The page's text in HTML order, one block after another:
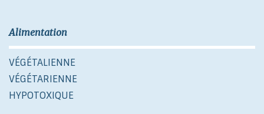
Alimentation
VÉGÉTALIENNE
VÉGÉTARIENNE
HYPOTOXIQUE